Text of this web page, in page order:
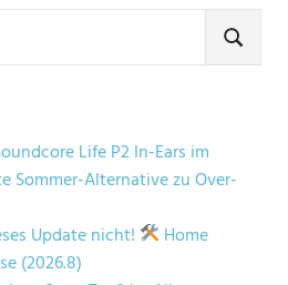
SUCHEN
Life P2 In-Ears im
Sommer-Alternative zu Over-
Update nicht!
Home
(2026.8)